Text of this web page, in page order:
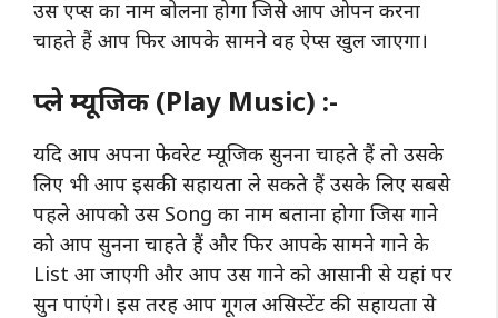
उस एप्स का नाम बोलना होगा जिसे आप ओपन करना
चाहते हैं आप फिर आपके सामने वह ऐप्स खुल जाएगा।
प्ले म्यूजिक (Play Music) :-
यदि आप अपना फेवरेट म्यूजिक सुनना चाहते हैं तो उसके
लिए भी आप इसकी सहायता ले सकते हैं उसके लिए सबसे
पहले आपको उस Song का नाम बताना होगा जिस गाने
को आप सुनना चाहते हैं और फिर आपके सामने गाने के
List आ जाएगी और आप उस गाने को आसानी से यहां पर
सुन पाएंगे। इस तरह आप गूगल असिस्टेंट की सहायता से